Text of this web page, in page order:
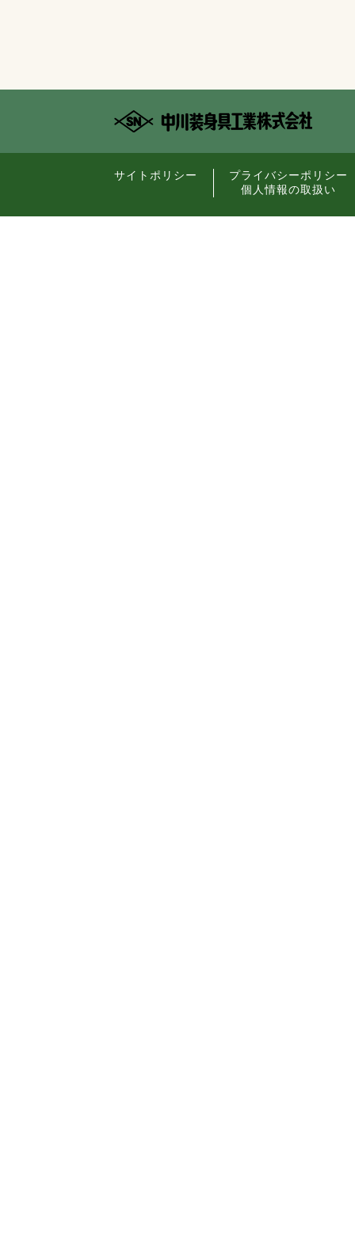
サイトポリシー
プライバシーポリシー
個人情報の取扱い